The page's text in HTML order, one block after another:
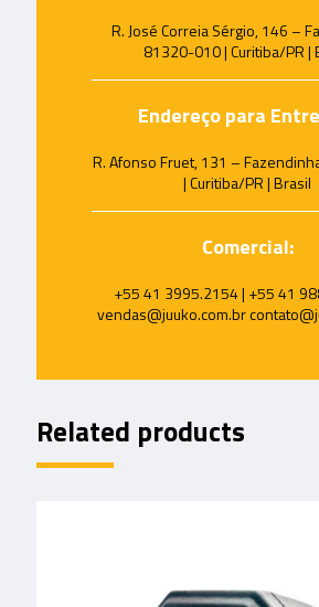
R. José Correia Sérgio, 146 –
81320-010 | Curitiba/PR |
Endereço para
R. Afonso Fruet, 131 –
| Curitiba/PR | Brasil
Comercial:
+55 41 3995.2154 | +55 41
vendas@juuko.com.br
Related products